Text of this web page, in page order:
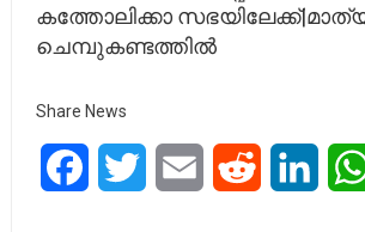
കത്തോലിക്കാ
ചെമ്പുകണ്ടത്തിൽ
Share News
FacebookTwitter Email Reddit